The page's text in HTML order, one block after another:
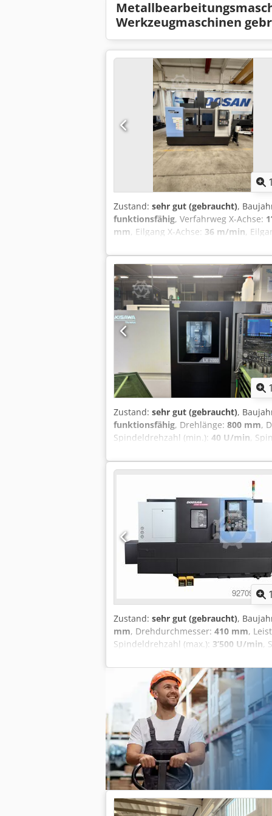
Werkzeugmaschinen
1
Zustand: sehr gut (gebraucht),
funktionsfähig, Verfahrweg X-Achse:
mm, Eilgang X-Achse: 36 m/min,
Gesamthöhe:3’100 mm,
Tischlänge:1’500 mm,
(max.):12’000 U/min ,
Spindelmotors:18 W , Spindelnase:
Werkzeugmagazin:30,
Dokumentation/Handbuch,
„DOOSAN DNM 6700“ mit CNC-
1
Zustand: sehr gut (gebraucht),
funktionsfähig, Drehlänge: 800 mm,
Spindeldrehzahl (min.): 40 U/min,
30 m/min, Art des Eingangsstroms:
Dokumentation/
0i-TF PLUS. Crsdozrnqxopfx Alyof
1
Zustand: sehr gut (gebraucht),
mm, Drehdurchmesser: 410 mm,
Spindeldrehzahl (max.): 3’500 U/min,
Drehstrom, Gesamthöhe:1’700 mm,
, Gesamtgewicht:4’900 kg,
, Ausstattung:Dokumentation/
motorisierten Werkzeugen,
Alyerf